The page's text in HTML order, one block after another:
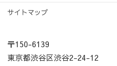
サイトマップ
〒150-6139
東京都渋谷区渋谷2-24-12